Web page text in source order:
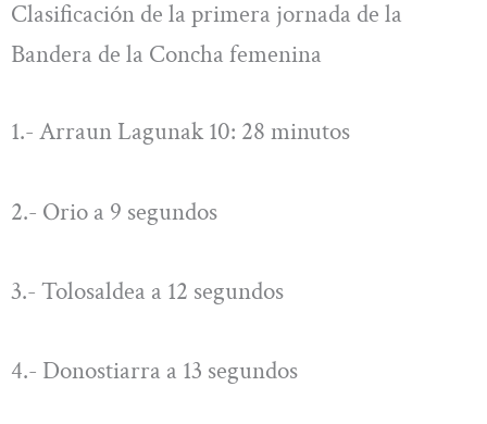
Clasificación de la primera jornada de la
Bandera de la Concha femenina
1.- Arraun Lagunak 10: 28 minutos
2.- Orio a 9 segundos
3.- Tolosaldea a 12 segundos
4.- Donostiarra a 13 segundos